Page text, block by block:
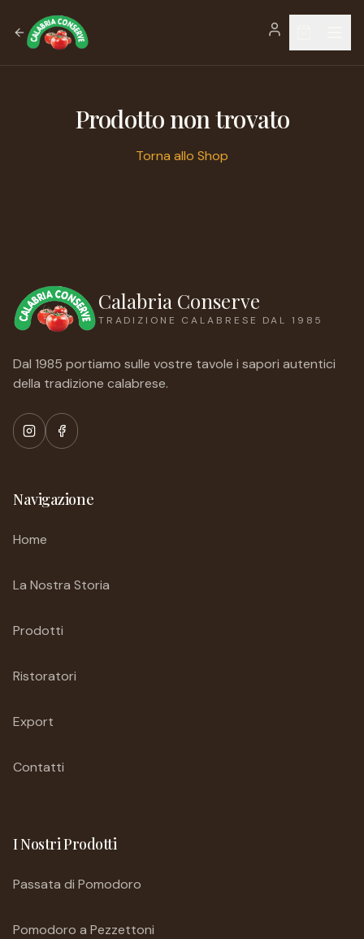
Prodotto non trovato
Torna allo Shop
Calabria Conserve
TRADIZIONE CALABRESE DAL 1985
Dal 1985 portiamo sulle vostre tavole i sapori autentici
della tradizione calabrese.
Navigazione
Home
La Nostra Storia
Prodotti
Ristoratori
Export
Contatti
I Nostri Prodotti
Passata di Pomodoro
Pomodoro a Pezzettoni